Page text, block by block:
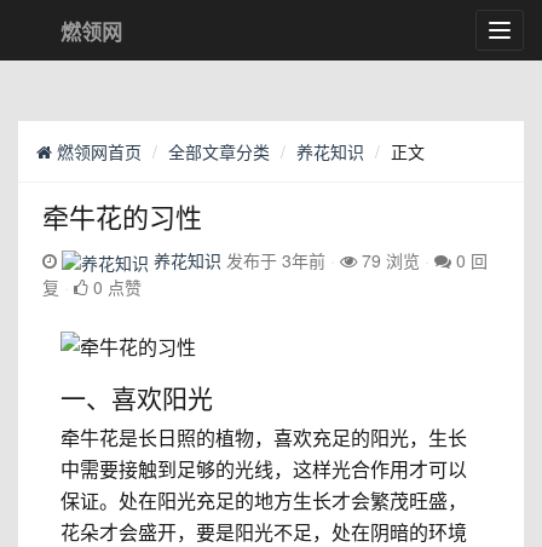
燃领网
燃领网首页 全部文章分类 养花知识 正文
牵牛花的习性
养花知识 发布于 3年前 79 浏览
0 回
复
0 点赞
一、喜欢阳光
牵牛花是长日照的植物，喜欢充足的阳光，生长
中需要接触到足够的光线，这样光合作用才可以
保证。处在阳光充足的地方生长才会繁茂旺盛，
花朵才会盛开，要是阳光不足，处在阴暗的环境